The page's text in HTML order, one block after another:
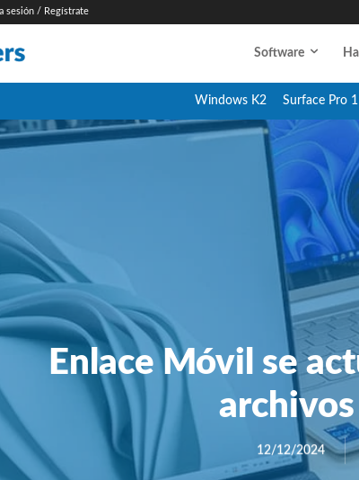
sesión / Regístrate
Software
Windows K2 Surface Pro
Enlace Móvil se
12/12/2024